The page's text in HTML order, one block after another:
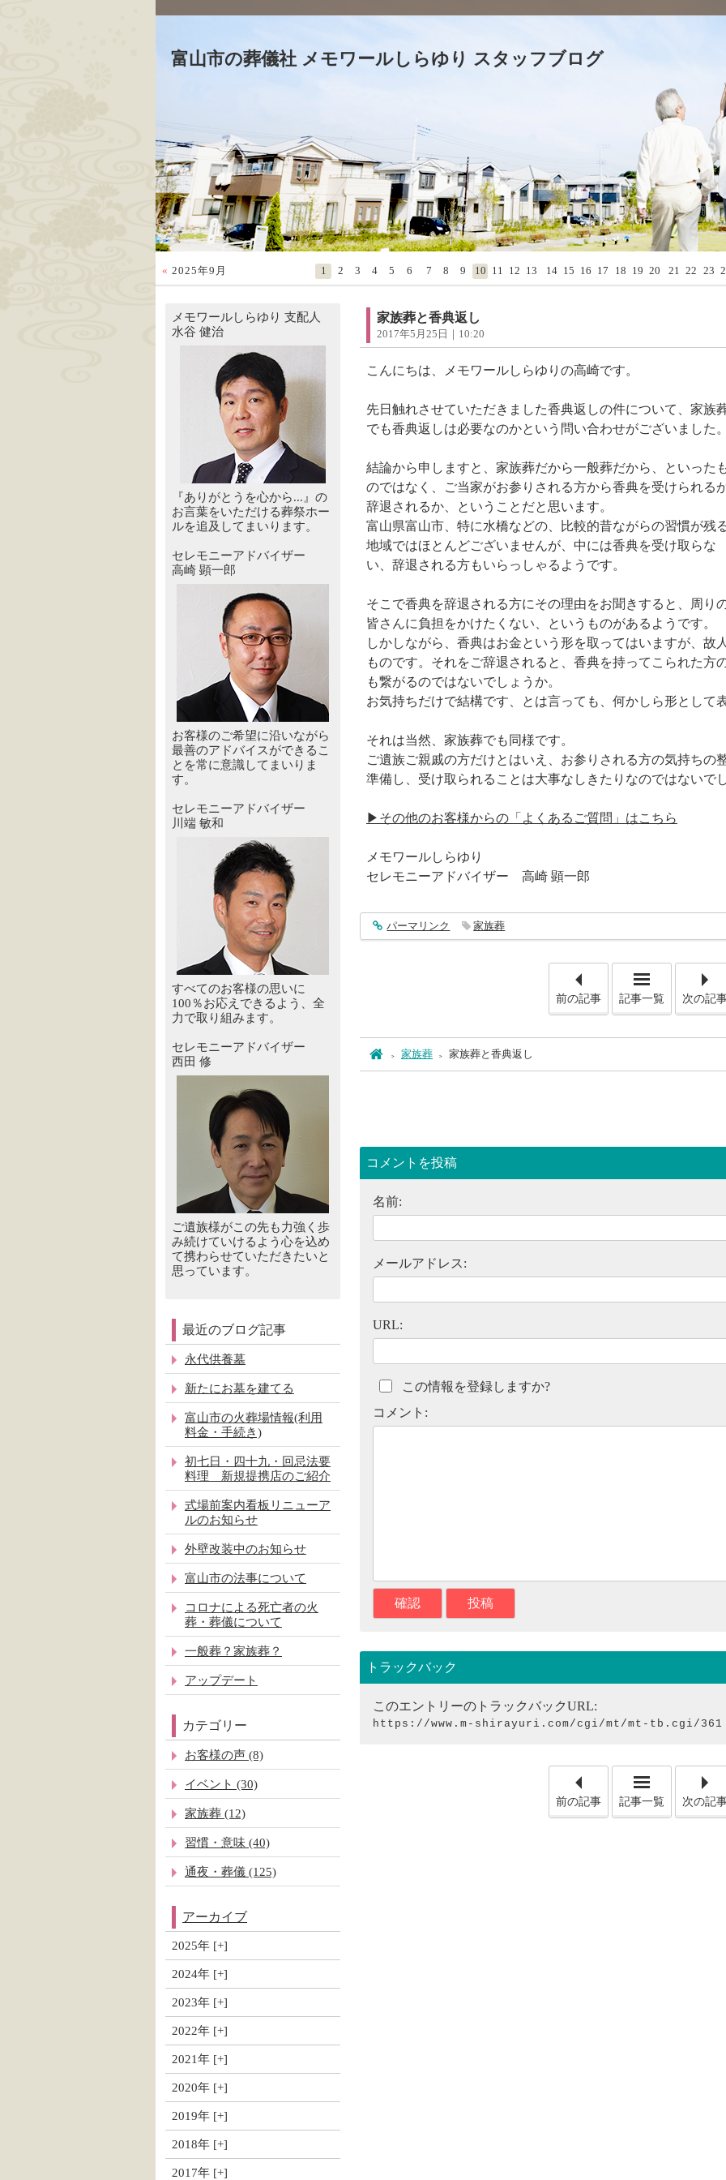
富山市の葬儀社 メモワールしらゆり スタッフブログ
« 2025年9月 1 2 3 4 5 6 7 8 9 10 11 12 13 14 15 16 17 18 19 20 21 22 23
家族葬と香典返し
2017年5月25日｜10:20
こんにちは、メモワールしらゆりの高崎です。
先日触れさせていただきました香典返しの件について、家族
でも香典返しは必要なのかという問い合わせがございました。
結論から申しますと、家族葬だから一般葬だから、といった
のではなく、ご当家がお参りされる方から香典を受けられる
辞退されるか、ということだと思います。
富山県富山市、特に水橋などの、比較的昔ながらの習慣が残
地域ではほとんどございませんが、中には香典を受け取らな
い、辞退される方もいらっしゃるようです。
そこで香典を辞退される方にその理由をお聞きすると、周り
皆さんに負担をかけたくない、というものがあるようです。
しかしながら、香典はお金という形を取ってはいますが、故
ものです。それをご辞退されると、香典を持ってこられた方
も繋がるのではないでしょうか。
お気持ちだけで結構です、とは言っても、何かしら形として
それは当然、家族葬でも同様です。
ご遺族ご親戚の方だけとはいえ、お参りされる方の気持ちの
準備し、受け取られることは大事なしきたりなのではないで
▶その他のお客様からの「よくあるご質問」はこちら
メモワールしらゆり
セレモニーアドバイザー 高崎 顕一郎
entry606
パーマリンク 家族葬
前の記事 記事一覧 次の記
ホーム
家族葬 家族葬と香典返し
コメントを投稿
名前:
メールアドレス:
URL:
この情報を登録しますか?
コメント:
トラックバック
このエントリーのトラックバックURL:
https://www.m-shirayuri.com/cgi/mt/mt-tb.cgi/361
前の記事 記事一覧 次の記
メモワールしらゆり 支配人
水谷 健治
『ありがとうを心から...』の
お言葉をいただける葬祭ホー
ルを追及してまいります。
セレモニーアドバイザー
高崎 顕一郎
お客様のご希望に沿いながら
最善のアドバイスができるこ
とを常に意識してまいりま
す。
セレモニーアドバイザー
川端 敏和
すべてのお客様の思いに
100％お応えできるよう、全
力で取り組みます。
セレモニーアドバイザー
西田 修
ご遺族様がこの先も力強く歩
み続けていけるよう心を込め
て携わらせていただきたいと
思っています。
最近のブログ記事
永代供養墓
新たにお墓を建てる
富山市の火葬場情報(利用
料金・手続き)
初七日・四十九・回忌法要
料理 新規提携店のご紹介
式場前案内看板リニューア
ルのお知らせ
外壁改装中のお知らせ
富山市の法事について
コロナによる死亡者の火
葬・葬儀について
一般葬？家族葬？
アップデート
カテゴリー
お客様の声 (8)
イベント (30)
家族葬 (12)
習慣・意味 (40)
通夜・葬儀 (125)
アーカイブ
2025年
2024年
2023年
2022年
2021年
2020年
2019年
2018年
2017年